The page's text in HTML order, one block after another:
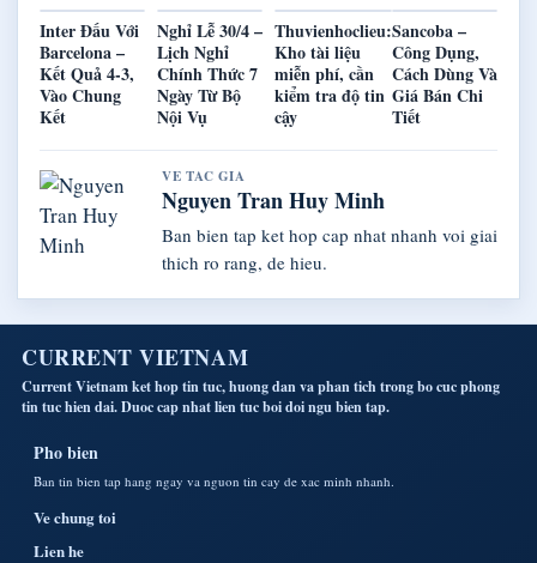
Inter Đấu Với
Barcelona –
Kết Quả 4-3,
Vào Chung
Kết
Nghỉ Lễ 30/4 –
Lịch Nghỉ
Chính Thức 7
Ngày Từ Bộ
Nội Vụ
Thuvienhoclieu:
Kho tài liệu
miễn phí, cần
kiểm tra độ tin
cậy
Sancoba –
Công Dụng,
Cách Dùng Và
Giá Bán Chi
Tiết
VE TAC GIA
Nguyen Tran Huy Minh
Ban bien tap ket hop cap nhat nhanh voi giai
thich ro rang, de hieu.
CURRENT VIETNAM
Current Vietnam ket hop tin tuc, huong dan va phan tich trong bo cuc phong
tin tuc hien dai. Duoc cap nhat lien tuc boi doi ngu bien tap.
Pho bien
Ban tin bien tap hang ngay va nguon tin cay de xac minh nhanh.
Ve chung toi
Lien he